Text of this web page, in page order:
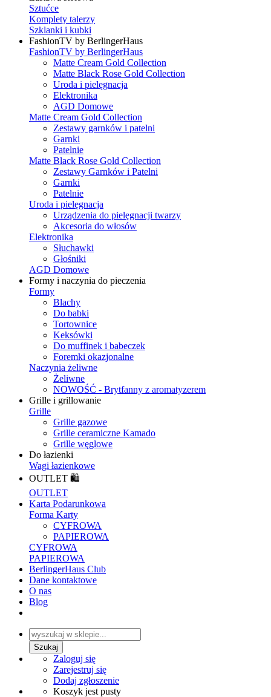
Sztućce
Komplety talerzy
Szklanki i kubki
FashionTV by BerlingerHaus
FashionTV by BerlingerHaus
Matte Cream Gold Collection
Matte Black Rose Gold Collection
Uroda i pielęgnacja
Elektronika
AGD Domowe
Matte Cream Gold Collection
Zestawy garnków i patelni
Garnki
Patelnie
Matte Black Rose Gold Collection
Zestawy Garnków i Patelni
Garnki
Patelnie
Uroda i pielęgnacja
Urządzenia do pielęgnacji twarzy
Akcesoria do włosów
Elektronika
Słuchawki
Głośniki
AGD Domowe
Formy i naczynia do pieczenia
Formy
Blachy
Do babki
Tortownice
Keksówki
Do muffinek i babeczek
Foremki okazjonalne
Naczynia żeliwne
Żeliwne
NOWOŚĆ - Brytfanny z aromatyzerem
Grille i grillowanie
Grille
Grille gazowe
Grille ceramiczne Kamado
Grille węglowe
Do łazienki
Wagi łazienkowe
OUTLET 🛍️
OUTLET
Karta Podarunkowa
Forma Karty
CYFROWA
PAPIEROWA
CYFROWA
PAPIEROWA
BerlingerHaus Club
Dane kontaktowe
O nas
Blog
Zaloguj się
Zarejestruj się
Dodaj zgłoszenie
Koszyk jest pusty